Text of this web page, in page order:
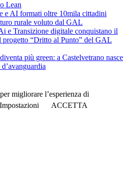
Lean
e AI formati oltre 10mila cittadini
rurale voluto dal GAL
e Transizione digitale conquistano il
progetto “Dritto al Punto” del GAL
più green: a Castelvetrano nasce
migliorare l’esperienza di
Impostazioni ACCETTA